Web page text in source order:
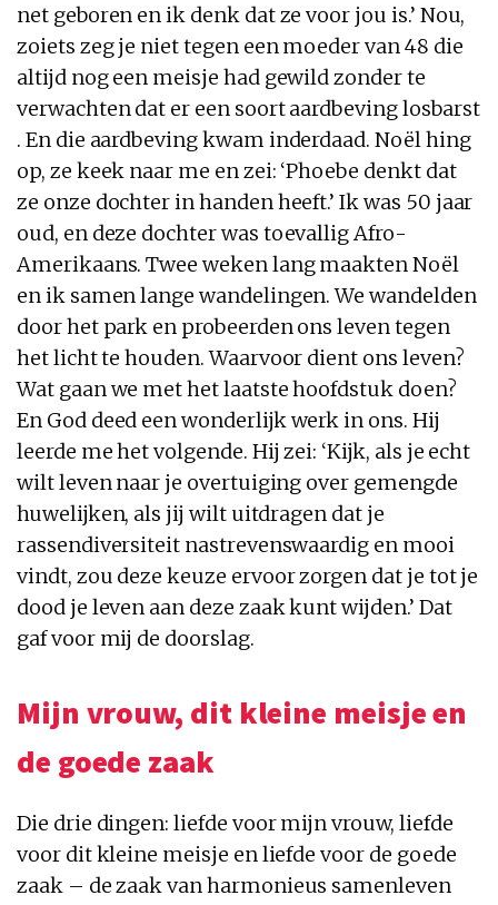
net geboren en ik denk dat ze voor jou is.’ Nou,
zoiets zeg je niet tegen een moeder van 48 die
altijd nog een meisje had gewild zonder te
verwachten dat er een soort aardbeving losbarst
. En die aardbeving kwam inderdaad. Noël hing
op, ze keek naar me en zei: ‘Phoebe denkt dat
ze onze dochter in handen heeft.’ Ik was 50 jaar
oud, en deze dochter was toevallig Afro-
Amerikaans. Twee weken lang maakten Noël
en ik samen lange wandelingen. We wandelden
door het park en probeerden ons leven tegen
het licht te houden. Waarvoor dient ons leven?
Wat gaan we met het laatste hoofdstuk doen?
En God deed een wonderlijk werk in ons. Hij
leerde me het volgende. Hij zei: ‘Kijk, als je echt
wilt leven naar je overtuiging over gemengde
huwelijken, als jij wilt uitdragen dat je
rassendiversiteit nastrevenswaardig en mooi
vindt, zou deze keuze ervoor zorgen dat je tot je
dood je leven aan deze zaak kunt wijden.’ Dat
gaf voor mij de doorslag.
Mijn vrouw, dit kleine meisje en
de goede zaak
Die drie dingen: liefde voor mijn vrouw, liefde
voor dit kleine meisje en liefde voor de goede
zaak – de zaak van harmonieus samenleven